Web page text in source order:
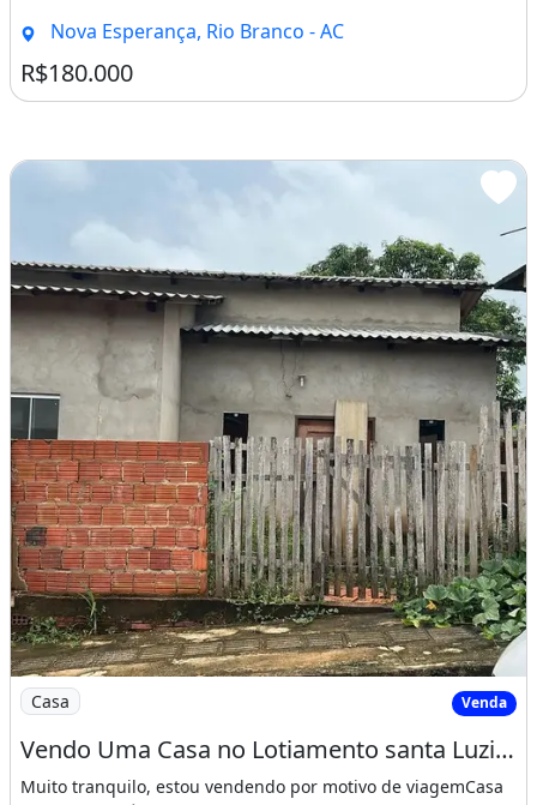
Nova Esperança, Rio Branco - AC
R$180.000
Imagem: Vendo Uma Casa no Lotiamento santa Luzia
Casa Venda
Vendo Uma Casa no Lotiamento santa Luzia Apolonio Sales
Muito tranquilo, estou vendendo por motivo de viagemCasa